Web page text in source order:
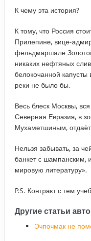
К чему эта история?
К тому, что Россия
Прилепине, вице-
фельдмаршале
никаких нефтяных
белокочанной
реки не было бы.
Весь блеск Москвы,
Северная Евразия, в
Мухаметшиным, отдаёт
Нельзя забывать, за
банкет с шампанским,
мировую литературу».
P.S. Контракт с тем
Другие статьи
Эчпочмак не